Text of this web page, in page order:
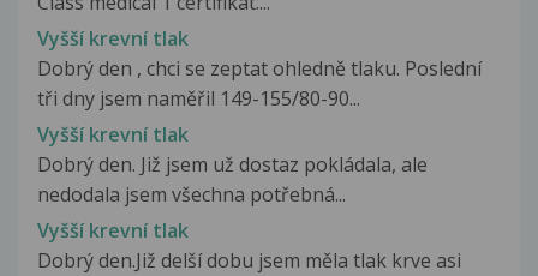
Vyšší krevní tlak
Dobrý den , chci se zeptat ohledně tlaku. Poslední
tři dny jsem naměřil 149-155/80-90...
Vyšší krevní tlak
Dobrý den. Již jsem už dostaz pokládala, ale
nedodala jsem všechna potřebná...
Vyšší krevní tlak
Dobrý den.Již delší dobu jsem měla tlak krve asi